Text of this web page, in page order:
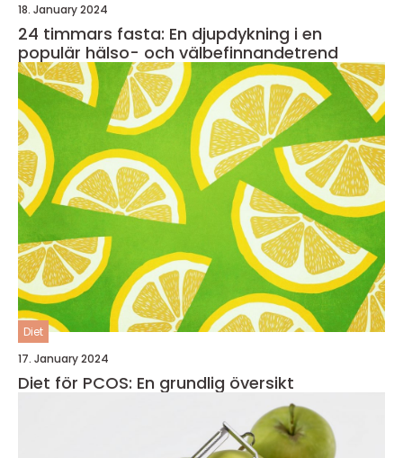
18. January 2024
24 timmars fasta: En djupdykning i en
populär hälso- och välbefinnandetrend
Diet
17. January 2024
Diet för PCOS: En grundlig översikt